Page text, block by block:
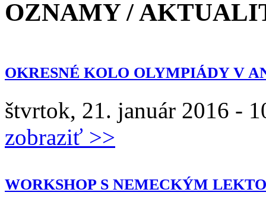
OZNAMY /
OKRESNÉ KOLO OLYMPIÁDY V
štvrtok, 21. január 2016 -
zobraziť >>
WORKSHOP S NEMECKÝM